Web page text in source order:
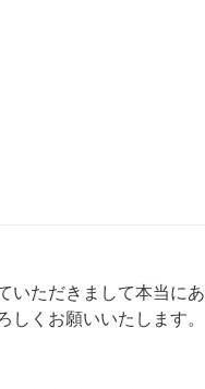
いただきまして本当にあ
しくお願いいたします。